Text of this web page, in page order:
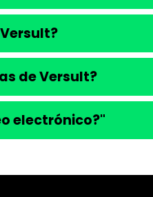
de Versult?
electrónico?"